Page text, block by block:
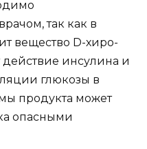
так как в
вещество D-хиро-
инсулина и
глюкозы в
продукта может
опасными